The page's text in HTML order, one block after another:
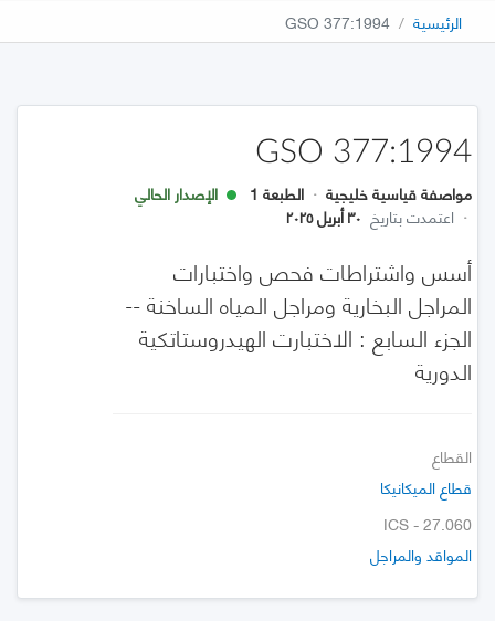
الرئيسية GSO 377:1994
GSO 377:1994
مواصفة قياسية خليجية · الطبعة 1
الإصدار الحالي
· اعتمدت بتاريخ ٣٠ أبريل ٢٠٢٥
أسس واشتراطات فحص واختبارات
المراجل البخارية ومراجل المياه الساخنة --
الجزء السابع : الاختبارت الهيدروستاتكية
الدورية
القطاع
قطاع الميكانيكا
ICS - 27.060
المواقد والمراجل